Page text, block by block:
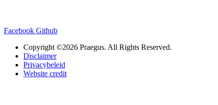
Facebook Github
Copyright ©2026 Praegus. All Rights Reserved.
Disclaimer
Privacybeleid
Website credit